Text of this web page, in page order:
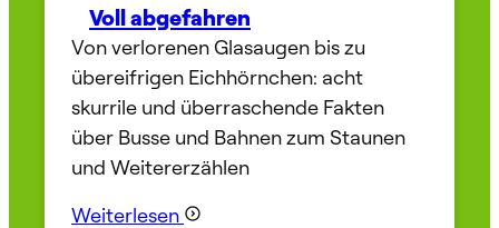
Voll abgefahren
Von verlorenen Glasaugen bis zu
übereifrigen Eichhörnchen: acht
skurrile und überraschende Fakten
über Busse und Bahnen zum Staunen
und Weitererzählen
Weiterlesen